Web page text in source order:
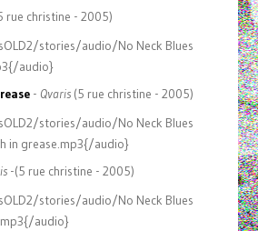
rue christine - 2005)
stories/audio/No Neck Blues
audio}
- Qvaris(5 rue christine - 2005)
stories/audio/No Neck Blues
in grease.mp3{/audio}
-(5 rue christine - 2005)
stories/audio/No Neck Blues
audio}